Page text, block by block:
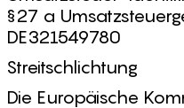
§27 a
DE321549780
Streitschlichtung
Die Europäische